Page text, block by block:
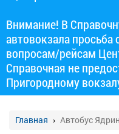
Внимание! В
автовокзала
вопросам/рейсам
Справочная не
Пригородному
Главная Автобус